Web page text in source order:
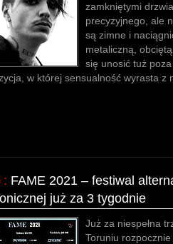
zamkniętymi
precyzyjnego, ale
są zimne i
metaliczną,
się unosić tuż
w której sensualność wyrasta z
: FAME 2021 – festiwal
już za 3 tygodnie
Już za niespełna
Toruniu